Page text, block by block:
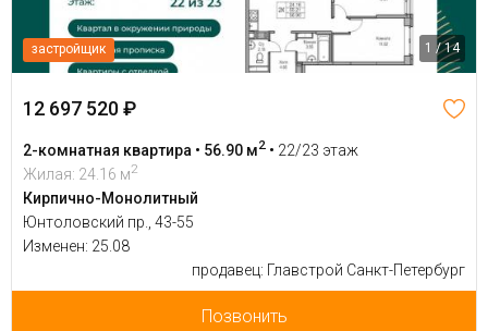
застройщик 1 / 14
12 697 520 ₽
2-комнатная квартира • 56.90 м2 • 22/23 этаж
Жилая: 24.16 м2
Кирпично-Монолитный
Юнтоловский пр., 43-55
Изменен: 25.08
продавец: Главстрой Санкт-Петербург
Позвонить